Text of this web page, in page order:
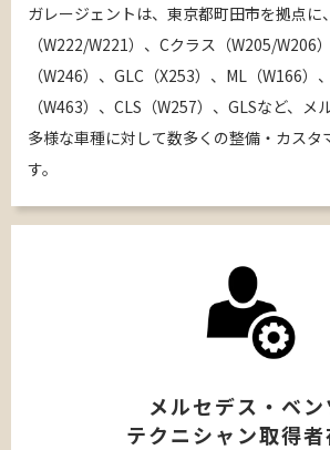
ガレージェントは、東京都町田市を拠点に
（W222/W221）、Cクラス（W205/W206
（W246）、GLC（X253）、ML（W166）
（W463）、CLS（W257）、GLSなど、メ
多様な車種に対して数多くの整備・カスタ
す。
メルセデス・ベン
テクニシャン取得者